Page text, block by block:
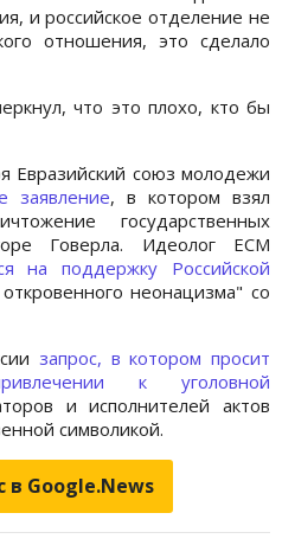
и российское отделение не
отношения, это сделало
что это плохо, кто бы
Евразийский союз молодежи
заявление, в котором взял
государственных
Говерла. Идеолог ЕСМ
на поддержку Российской
неонацизма" со
запрос, в котором просит
к уголовной
и исполнителей актов
символикой.
в Google.News